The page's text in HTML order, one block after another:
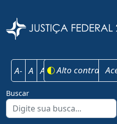
A- A A+ Alto contraste
Buscar